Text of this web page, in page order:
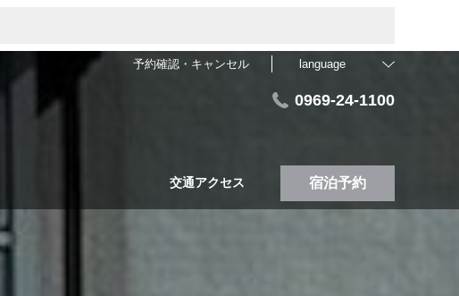
予約確認・キャンセル language
0969-24-1100
交通アクセス 宿泊予約